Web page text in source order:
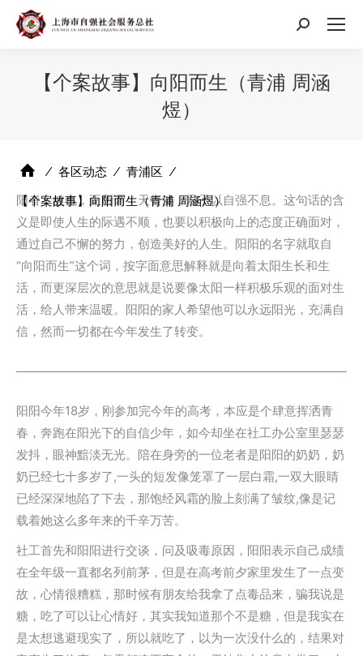
搜
【个案故事】向阳而生（青浦 周涵
煜）
⁄ 各区动态 ⁄ 青浦区 ⁄
【个案故事】向阳而生（青浦 周涵煜）
阳者，健也，正所谓：天行健，君子以自强不息。这句话的含
义是即使人生的际遇不顺，也要以积极向上的态度正确面对，
通过自己不懈的努力，创造美好的人生。阳阳的名字就取自
“向阳而生”这个词，按字面意思解释就是向着太阳生长和生
活，而更深层次的意思就是说要像太阳一样积极乐观的面对生
活，给人带来温暖。阳阳的家人希望他可以永远阳光，充满自
信，然而一切都在今年发生了转变。
阳阳今年18岁，刚参加完今年的高考，本应是个肆意挥洒青
春，奔跑在阳光下的自信少年，如今却坐在社工办公室里瑟瑟
发抖，眼神黯淡无光。陪在身旁的一位老者是阳阳的奶奶，奶
奶已经七十多岁了,一头的短发像笼罩了一层白霜,一双大眼睛
已经深深地陷了下去，那饱经风霜的脸上刻满了皱纹,像是记
载着她这么多年来的千辛万苦。
社工首先和阳阳进行交谈，问及吸毒原因，阳阳表示自己成绩
在全年级一直都名列前茅，但是在高考前夕家里发生了一点变
故，心情很糟糕，那时候有朋友给我拿了点毒品来，骗我说是
糖，吃了可以让心情好，其实我知道那个不是糖，但是我实在
是太想逃避现实了，所以就吃了，以为一次没什么的，结果对